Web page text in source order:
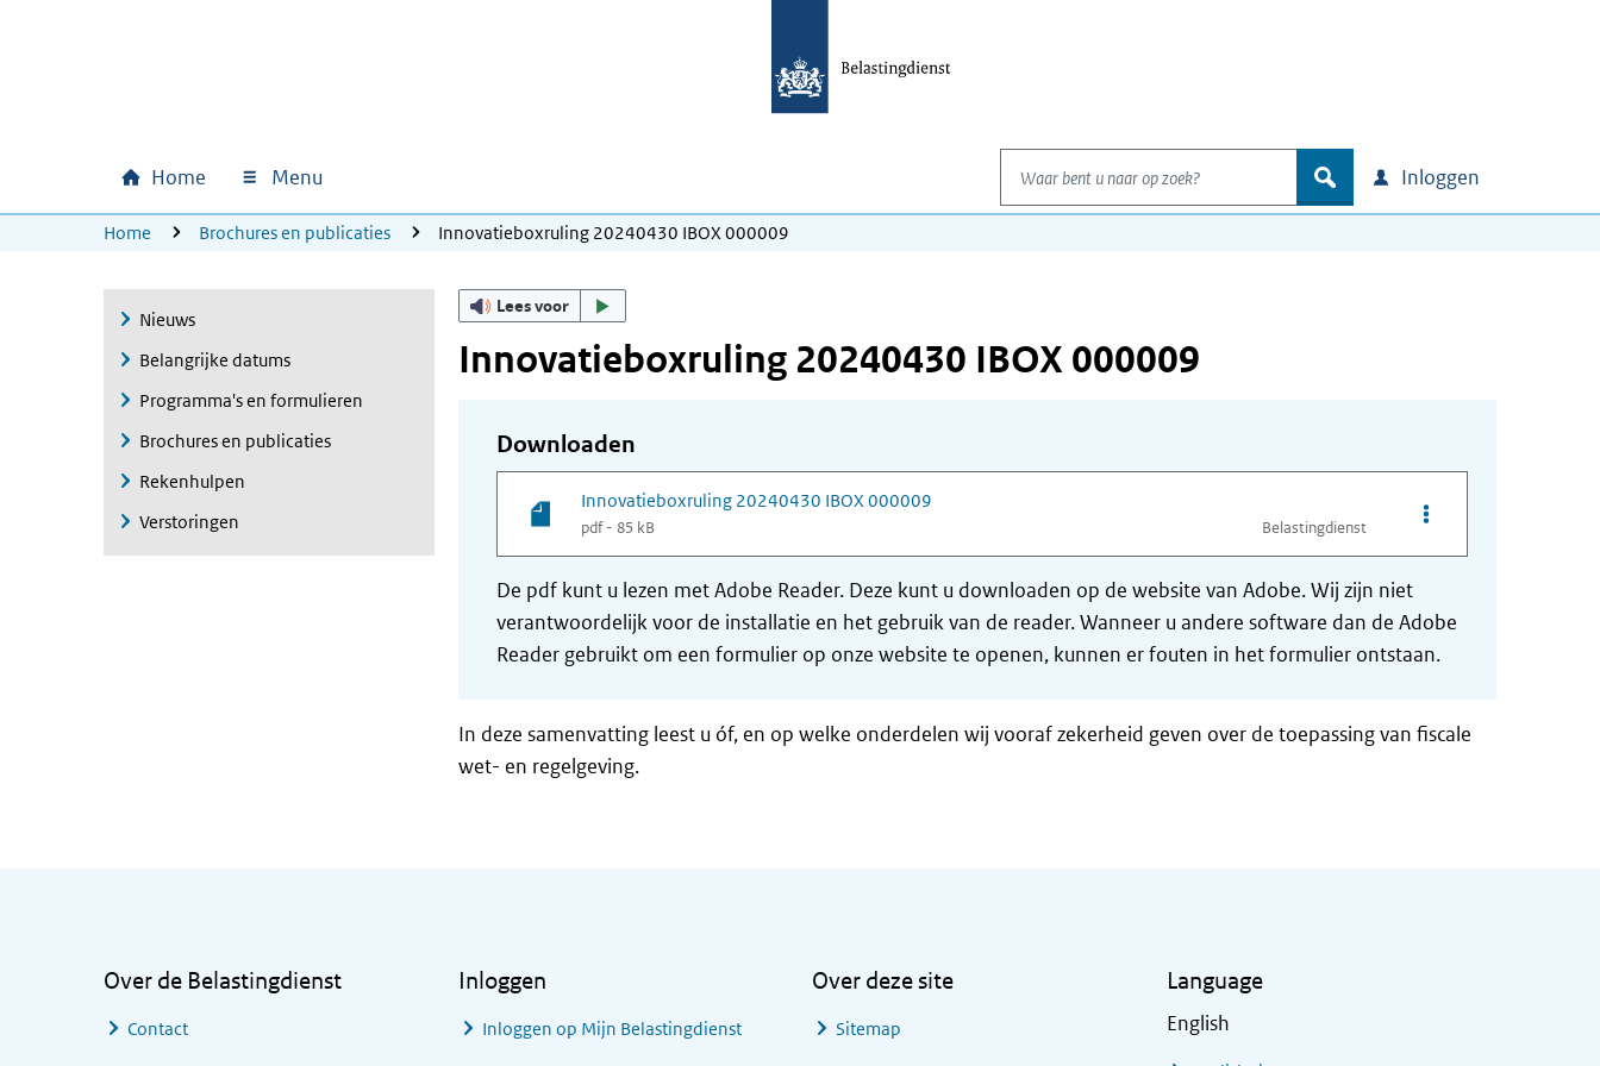
Hoofdnavigatie
Home Menu
Waar bent u naar op zoek?
zoek Inloggen
U bevindt zich hier:
Home Brochures en publicaties Innovatieboxruling 20240430 IBOX 000009
Nieuws
Belangrijke datums
Programma's en formulieren
Brochures en publicaties
Rekenhulpen
Verstoringen
Lees voor
Innovatieboxruling 20240430 IBOX 000009
Downloaden
Innovatieboxruling 20240430 IBOX 000009
pdf - 85 kB Belastingdienst
Opties van bestand
De pdf kunt u lezen met Adobe Reader. Deze kunt u downloaden op de website van Adobe. Wij zijn niet
verantwoordelijk voor de installatie en het gebruik van de reader. Wanneer u andere software dan de Adobe
Reader gebruikt om een formulier op onze website te openen, kunnen er fouten in het formulier ontstaan.
In deze samenvatting leest u óf, en op welke onderdelen wij vooraf zekerheid geven over de toepassing van fiscale
wet- en regelgeving.
Over de Belastingdienst
Contact
Inloggen
Inloggen op Mijn Belastingdienst
Over deze site
Sitemap
Language
English